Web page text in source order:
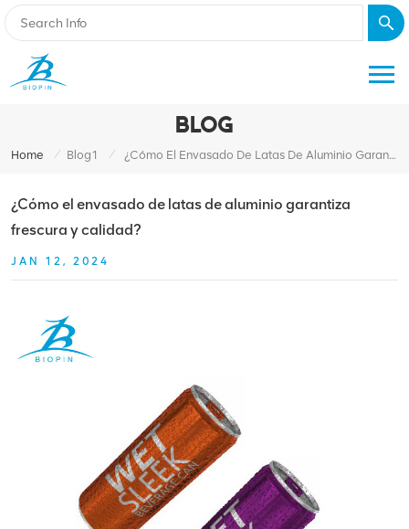
BLOG
Home / Blog1 / ¿Cómo El Envasado De Latas De Aluminio Garantiza Frescura Y Calidad?
¿Cómo el envasado de latas de aluminio garantiza
frescura y calidad?
JAN 12, 2024